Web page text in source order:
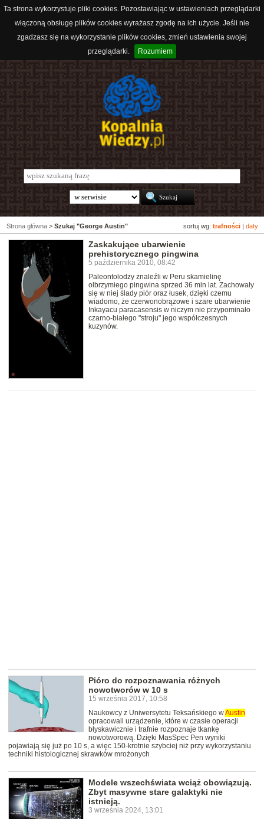
Ta strona wykorzystuje pliki cookies. Pozostawiając w ustawieniach przeglądarki
włączoną obsługę plików cookies wyrażasz zgodę na ich użycie. Jeśli nie
zgadzasz się na wykorzystanie plików cookies, zmień ustawienia swojej
przeglądarki.
Rozumiem
sortuj wg: trafności daty
Strona główna > Szukaj "George Austin"
Zaskakujące ubarwienie
prehistorycznego pingwina
5 października 2010, 08:42
Paleontolodzy znaleźli w Peru skamielinę
olbrzymiego pingwina sprzed 36 mln lat. Zachowały
się w niej ślady piór oraz łusek, dzięki czemu
wiadomo, że czerwonobrązowe i szare ubarwienie
Inkayacu paracasensis w niczym nie przypominało
czarno-białego "stroju" jego współczesnych
kuzynów.
Pióro do rozpoznawania różnych
nowotworów w 10 s
15 września 2017, 10:58
Naukowcy z Uniwersytetu Teksańskiego wAustin
opracowali urządzenie, które w czasie operacji
błyskawicznie i trafnie rozpoznaje tkankę
nowotworową. Dzięki MasSpec Pen wyniki
pojawiają się już po 10 s, a więc 150-krotnie szybciej niż przy wykorzystaniu
techniki histologicznej skrawków mrożonych
Modele wszechświata wciąż obowiązują.
Zbyt masywne stare galaktyki nie
istnieją.
3 września 2024, 13:01